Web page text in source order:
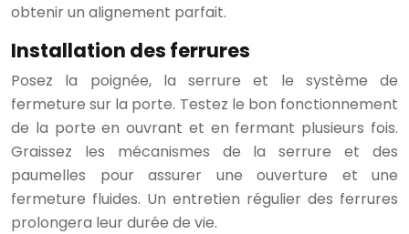
obtenir un alignement parfait.
Installation des ferrures
Posez la poignée, la serrure et le système de
fermeture sur la porte. Testez le bon fonctionnement
de la porte en ouvrant et en fermant plusieurs fois.
Graissez les mécanismes de la serrure et des
paumelles pour assurer une ouverture et une
fermeture fluides. Un entretien régulier des ferrures
prolongera leur durée de vie.